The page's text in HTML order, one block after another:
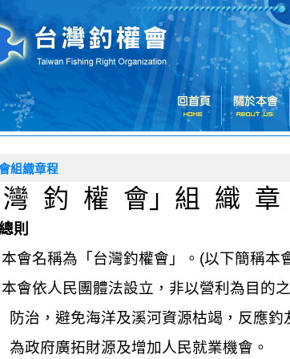
組織章程
灣 釣 權 會」組 織 章
則
本會名稱為「台灣釣權會」。 (以下簡稱本
本會依人民團體法設立，非以營利為目的
防治 ，避免海洋及溪河資源枯竭 ， 反應釣
為政府廣拓財源及增加人民就業機會。